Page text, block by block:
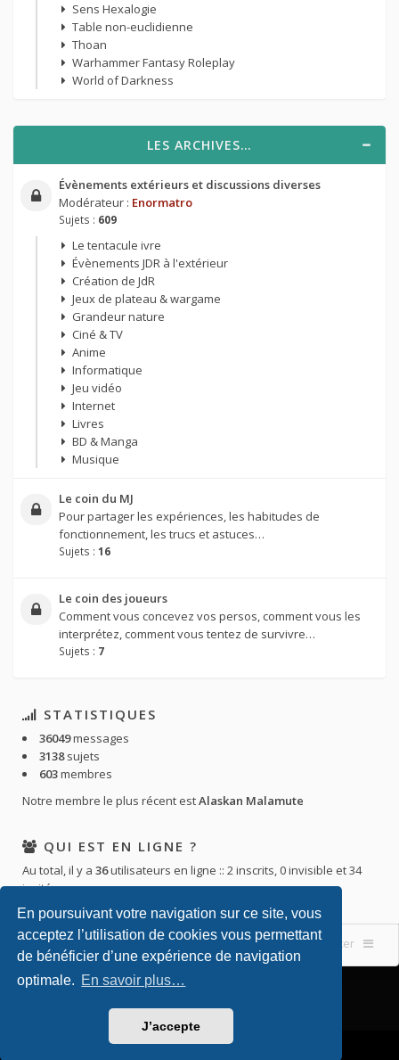
En poursuivant votre navigation sur ce site, vous
acceptez l’utilisation de cookies vous permettant
de bénéficier d’une expérience de navigation
optimale. En savoir plus…
J’accepte
Sens Hexalogie
Table non-euclidienne
Thoan
Warhammer Fantasy Roleplay
World of Darkness
LES ARCHIVES…
Évènements extérieurs et discussions diverses
Modérateur : Enormatro
Sujets : 609
Le tentacule ivre
Évènements JDR à l'extérieur
Création de JdR
Jeux de plateau & wargame
Grandeur nature
Ciné & TV
Anime
Informatique
Jeu vidéo
Internet
Livres
BD & Manga
Musique
Le coin du MJ
Pour partager les expériences, les habitudes de
fonctionnement, les trucs et astuces…
Sujets : 16
Le coin des joueurs
Comment vous concevez vos persos, comment vous les
interprétez, comment vous tentez de survivre…
Sujets : 7
STATISTIQUES
36049messages
3138sujets
603membres
Notre membre le plus récent estAlaskan Malamute
QUI EST EN LIGNE ?
Au total, il y a 36utilisateurs en ligne :: 2 inscrits, 0 invisible et 34
invités
Accueil du forum Nous contacter